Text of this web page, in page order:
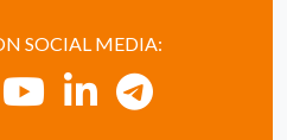
SOCIAL MEDIA: